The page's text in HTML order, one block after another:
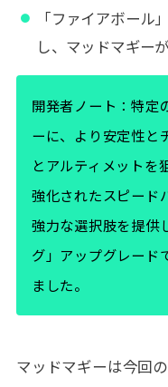
「ファイアボール
し、マッドマギー
開発者ノート：特定
ーに、より安定性と
とアルティメットを
強化されたスピード
強力な選択肢を提供
グ」アップグレード
ました。
マッドマギーは今回